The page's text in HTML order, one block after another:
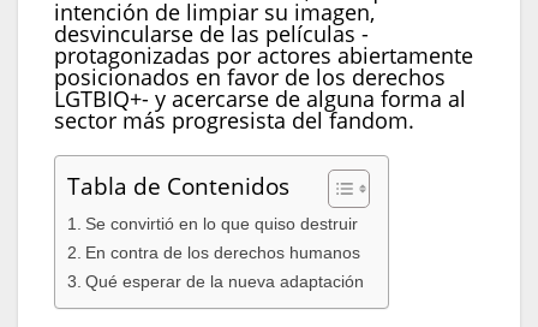
intención de limpiar su imagen,
desvincularse de las películas -
protagonizadas por actores abiertamente
posicionados en favor de los derechos
LGTBIQ+- y acercarse de alguna forma al
sector más progresista del fandom.
Tabla de Contenidos
Se convirtió en lo que quiso destruir
En contra de los derechos humanos
Qué esperar de la nueva adaptación